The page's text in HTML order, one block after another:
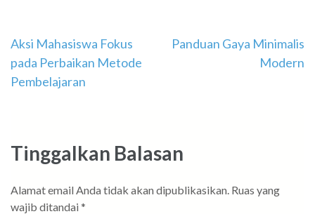
Navigasi
pos
Aksi Mahasiswa Fokus
pada Perbaikan Metode
Pembelajaran
Panduan Gaya Minimalis
Modern
Tinggalkan Balasan
Alamat email Anda tidak akan dipublikasikan. Ruas yang
wajib ditandai *